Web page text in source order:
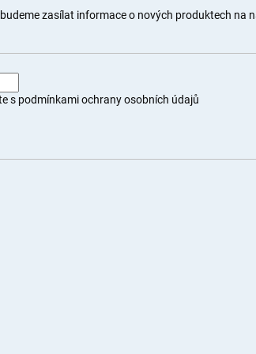
zasílat informace o nových produktech na
s podmínkami ochrany osobních údajů